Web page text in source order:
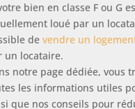
bien en classe F ou G
loué par un
devendre un
un locataire.
notre page dédiée, vous
les informations utiles
que nos conseils pour